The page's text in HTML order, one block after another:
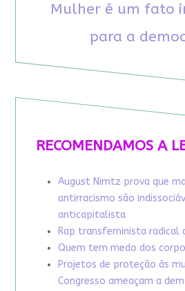
Mulher é um fato
para a
RECOMENDAMOS A
August Nimtz prova que
antirracismo são
anticapitalista
Rap transfeminista radical
Quem tem medo dos
Projetos de proteção às
Congresso ameaçam a